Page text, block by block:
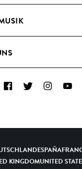
FacebookTwitterInstagram
ESPAÑA
KINGDOMUNITED